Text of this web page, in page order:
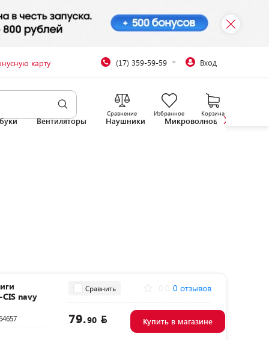
карту (17) 359-59-59 Вход
Сравнение Избранное Корзина
Вентиляторы Наушники Микроволновые печи
navy
Сравнить 0 отзывов
79.90 Купить в магазине